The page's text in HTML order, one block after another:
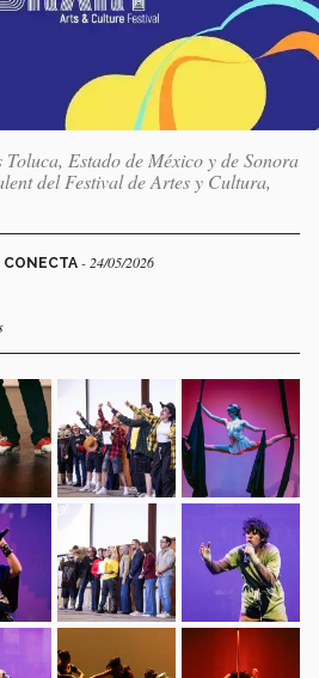
Toluca, Estado de México y de Sonora
del Festival de Artes y Cultura,
- 24/05/2026